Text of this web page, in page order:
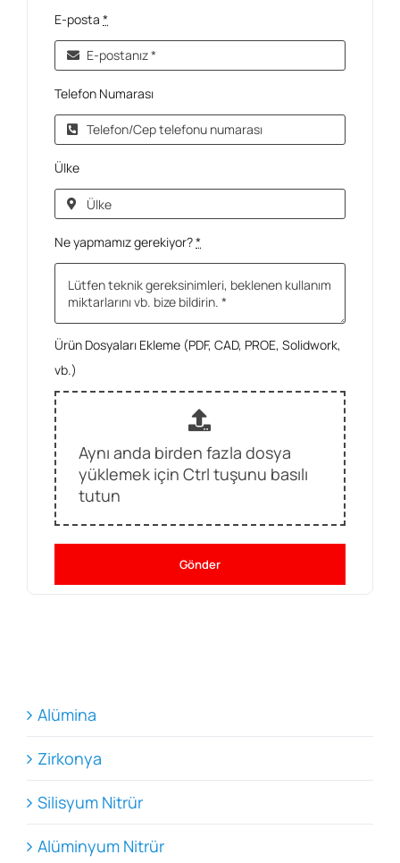
E-posta*
Telefon Numarası
Ülke
Ne yapmamız gerekiyor?*
Ürün Dosyaları Ekleme (PDF, CAD, PROE, Solidwork,
vb.)
Aynı anda birden fazla dosya
yüklemek için Ctrl tuşunu basılı
tutun
Gönder
Alümina
Zirkonya
Silisyum Nitrür
Alüminyum Nitrür